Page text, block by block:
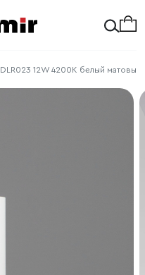
DLR023 12W 4200K белый матовый